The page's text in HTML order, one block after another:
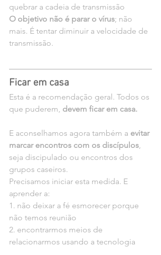
quebrar a cadeia de transmissão
O objetivo não é parar o vírus; não
mais. É tentar diminuir a velocidade de
transmissão.
Ficar em casa
Esta é a recomendação geral. Todos os
que puderem, devem ficar em casa.
E aconselhamos agora também a evitar
marcar encontros com os discípulos
seja discipulado ou encontros dos
grupos caseiros.
Precisamos iniciar esta medida. E
aprender a:
1. não deixar a fé esmorecer porque
não temos reunião
2. encontrarmos meios de
relacionarmos usando a tecnologia